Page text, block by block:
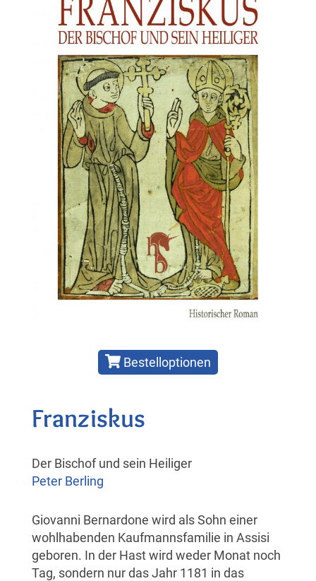
Bestelloptionen
Franziskus
Der Bischof und sein Heiliger
Peter Berling
Giovanni Bernardone wird als Sohn einer
wohlhabenden Kaufmannsfamilie in Assisi
geboren. In der Hast wird weder Monat noch
Tag, sondern nur das Jahr 1181 in das